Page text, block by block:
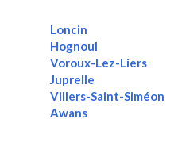
Loncin
Hognoul
Voroux-Lez-Liers
Juprelle
Villers-Saint-Siméon
Awans